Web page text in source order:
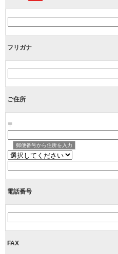
フリガナ
ご住所
〒
郵便番号から住所を入力
電話番号
FAX